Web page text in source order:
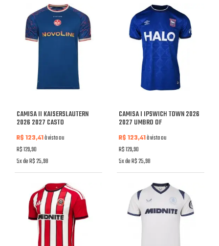
CAMISA II KAISERSLAUTERN
2026 2027 CASTO
R$ 123,41à vista ou
R$ 129,90
5x de R$ 25,98
CAMISA I IPSWICH TOWN 2026
2027 UMBRO OF
R$ 123,41à vista ou
R$ 129,90
5x de R$ 25,98